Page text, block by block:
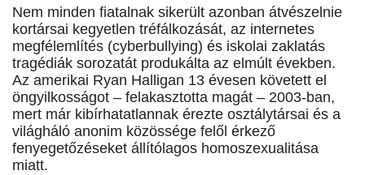
Nem minden fiatalnak sikerült azonban átvészelnie
kortársai kegyetlen tréfálkozását, az internetes
megfélemlítés (cyberbullying) és iskolai zaklatás
tragédiák sorozatát produkálta az elmúlt években.
Az amerikai Ryan Halligan 13 évesen követett el
öngyilkosságot – felakasztotta magát – 2003-ban,
mert már kibírhatatlannak érezte osztálytársai és a
világháló anonim közössége felől érkező
fenyegetőzéseket állítólagos homoszexualitása
miatt.